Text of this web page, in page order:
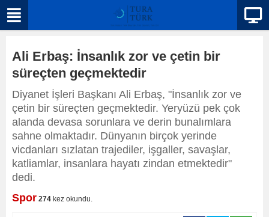
Ali Erbaş: İnsanlık zor ve çetin bir
süreçten geçmektedir
Diyanet İşleri Başkanı Ali Erbaş, "İnsanlık zor ve
çetin bir süreçten geçmektedir. Yeryüzü pek çok
alanda devasa sorunlara ve derin bunalımlara
sahne olmaktadır. Dünyanın birçok yerinde
vicdanları sızlatan trajediler, işgaller, savaşlar,
katliamlar, insanlara hayatı zindan etmektedir"
dedi.
Spor 274 kez okundu.